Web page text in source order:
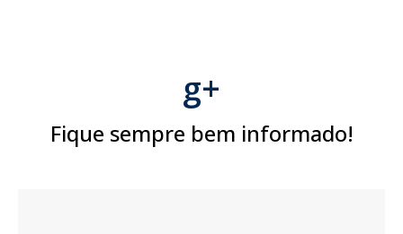
g+
Fique sempre bem informado!